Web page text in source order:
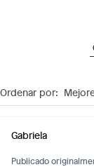
Ordenar por:
Gabriela
Publicado